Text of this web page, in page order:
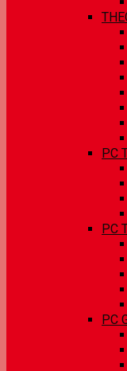
PC
PC
PC